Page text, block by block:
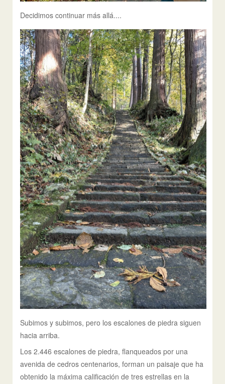
Decidimos continuar más allá....
Subimos y subimos, pero los escalones de piedra siguen
hacia arriba.
Los 2.446 escalones de piedra, flanqueados por una
avenida de cedros centenarios, forman un paisaje que ha
obtenido la máxima calificación de tres estrellas en la